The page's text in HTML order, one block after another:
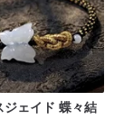
ジェイド 蝶々結